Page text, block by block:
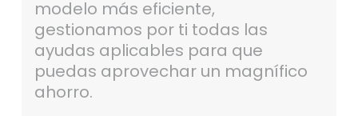
modelo más eficiente,
gestionamos por ti todas las
ayudas aplicables para que
puedas aprovechar un magnífico
ahorro.